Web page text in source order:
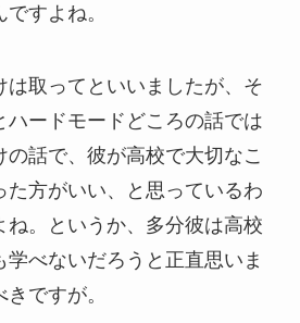
すよね。
は取ってといいましたが、そ
ハードモードどころの話では
の話で、彼が高校で大切なこ
た方がいい、と思っているわ
ね。というか、多分彼は高校
学べないだろうと正直思いま
ですが。